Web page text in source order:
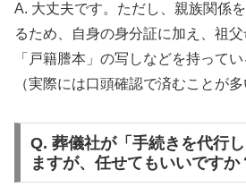
A. 大丈夫です。ただし、親族関係
るため、自身の身分証に加え、祖
「戸籍謄本」の写しなどを持って
（実際には口頭確認で済むことが多
Q. 葬儀社が「手続きを代行
ますが、任せてもいいですか